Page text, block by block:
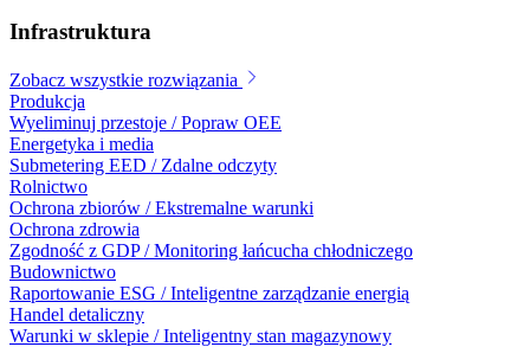
Infrastruktura
Zobacz wszystkie rozwiązania
Produkcja
Wyeliminuj przestoje / Popraw OEE
Energetyka i media
Submetering EED / Zdalne odczyty
Rolnictwo
Ochrona zbiorów / Ekstremalne warunki
Ochrona zdrowia
Zgodność z GDP / Monitoring łańcucha chłodniczego
Budownictwo
Raportowanie ESG / Inteligentne zarządzanie energią
Handel detaliczny
Warunki w sklepie / Inteligentny stan magazynowy